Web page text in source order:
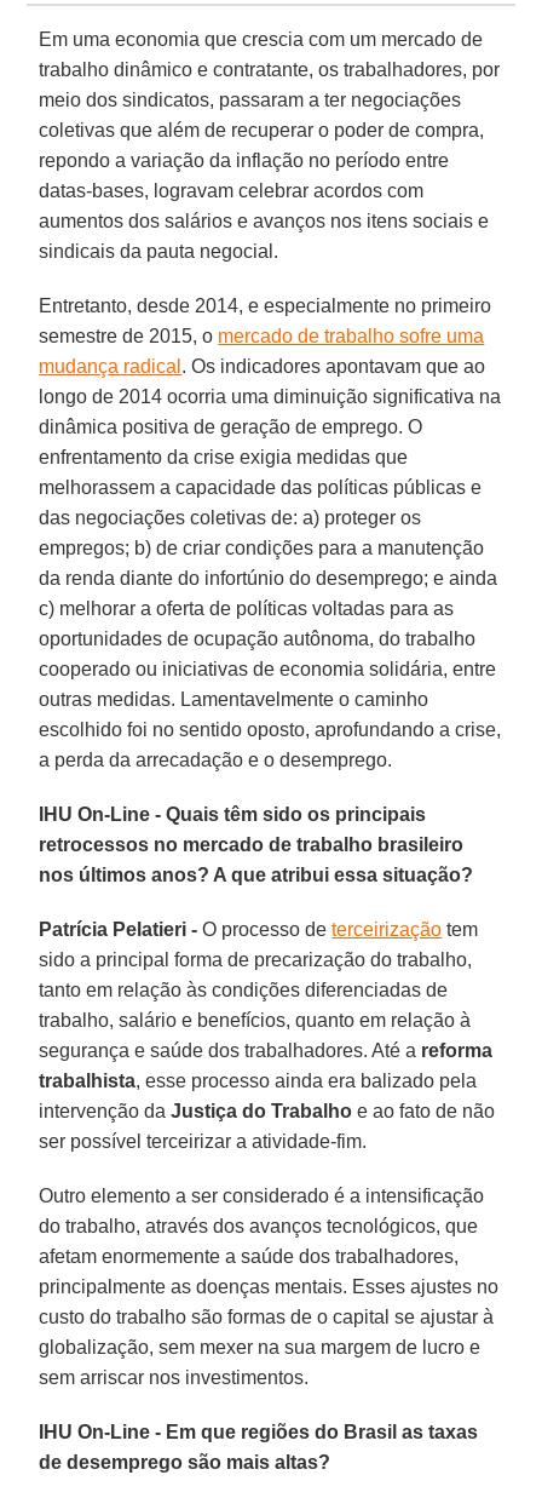
Em uma economia que crescia com um mercado de
trabalho dinâmico e contratante, os trabalhadores, por
meio dos sindicatos, passaram a ter negociações
coletivas que além de recuperar o poder de compra,
repondo a variação da inflação no período entre
datas-bases, logravam celebrar acordos com
aumentos dos salários e avanços nos itens sociais e
sindicais da pauta negocial.
Entretanto, desde 2014, e especialmente no primeiro
semestre de 2015, o mercado de trabalho sofre uma
mudança radical . Os indicadores apontavam que ao
longo de 2014 ocorria uma diminuição significativa na
dinâmica positiva de geração de emprego. O
enfrentamento da crise exigia medidas que
melhorassem a capacidade das políticas públicas e
das negociações coletivas de: a) proteger os
empregos; b) de criar condições para a manutenção
da renda diante do infortúnio do desemprego; e ainda
c) melhorar a oferta de políticas voltadas para as
oportunidades de ocupação autônoma, do trabalho
cooperado ou iniciativas de economia solidária, entre
outras medidas. Lamentavelmente o caminho
escolhido foi no sentido oposto, aprofundando a crise,
a perda da arrecadação e o desemprego.
IHU On-Line - Quais têm sido os principais
retrocessos no mercado de trabalho brasileiro
nos últimos anos? A que atribui essa situação?
Patrícia Pelatieri - O processo deterceirização tem
sido a principal forma de precarização do trabalho,
tanto em relação às condições diferenciadas de
trabalho, salário e benefícios, quanto em relação à
segurança e saúde dos trabalhadores. Até a reforma
trabalhista, esse processo ainda era balizado pela
intervenção daJustiça do Trabalho e ao fato de não
ser possível terceirizar a atividade-fim.
Outro elemento a ser considerado é a intensificação
do trabalho, através dos avanços tecnológicos, que
afetam enormemente a saúde dos trabalhadores,
principalmente as doenças mentais. Esses ajustes no
custo do trabalho são formas de o capital se ajustar à
globalização, sem mexer na sua margem de lucro e
sem arriscar nos investimentos.
IHU On-Line - Em que regiões do Brasil as taxas
de desemprego são mais altas?